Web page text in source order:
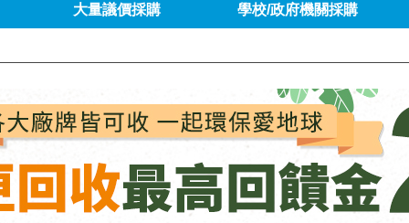
大量議價採購 學校/政府機關採購